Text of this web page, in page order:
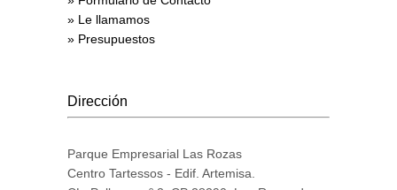
» Le llamamos
» Presupuestos
Dirección
Parque Empresarial Las Rozas
Centro Tartessos - Edif. Artemisa.